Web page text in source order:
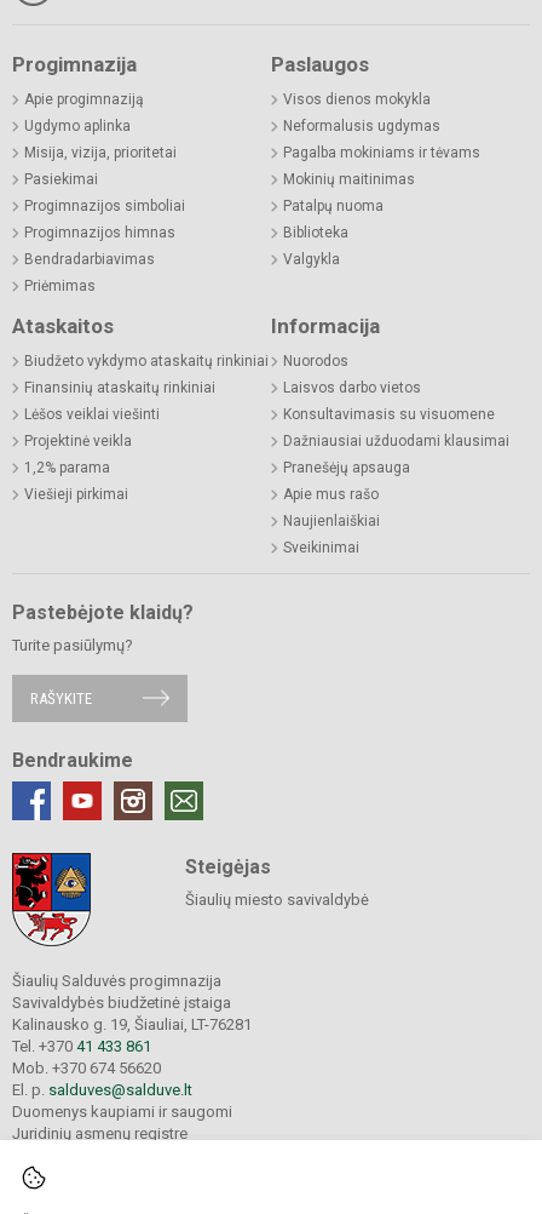
Progimnazija
Apie progimnaziją
Ugdymo aplinka
Misija, vizija, prioritetai
Pasiekimai
Progimnazijos simboliai
Progimnazijos himnas
Bendradarbiavimas
Priėmimas
Paslaugos
Visos dienos mokykla
Neformalusis ugdymas
Pagalba mokiniams ir tėvams
Mokinių maitinimas
Patalpų nuoma
Biblioteka
Valgykla
Ataskaitos
Biudžeto vykdymo ataskaitų rinkiniai
Finansinių ataskaitų rinkiniai
Lėšos veiklai viešinti
Projektinė veikla
1,2% parama
Viešieji pirkimai
Informacija
Nuorodos
Laisvos darbo vietos
Konsultavimasis su visuomene
Dažniausiai užduodami klausimai
Pranešėjų apsauga
Apie mus rašo
Naujienlaiškiai
Sveikinimai
Pastebėjote klaidų?
Turite pasiūlymų?
RAŠYKITE
Bendraukime
Steigėjas
Šiaulių miesto savivaldybė
Šiaulių Salduvės progimnazija
Savivaldybės biudžetinė įstaiga
Kalinausko g. 19, Šiauliai, LT-76281
Tel. +370 41 433 861
Mob. +370 674 56620
El. p. salduves@salduve.lt
Duomenys kaupiami ir saugomi
Juridinių asmenų registre